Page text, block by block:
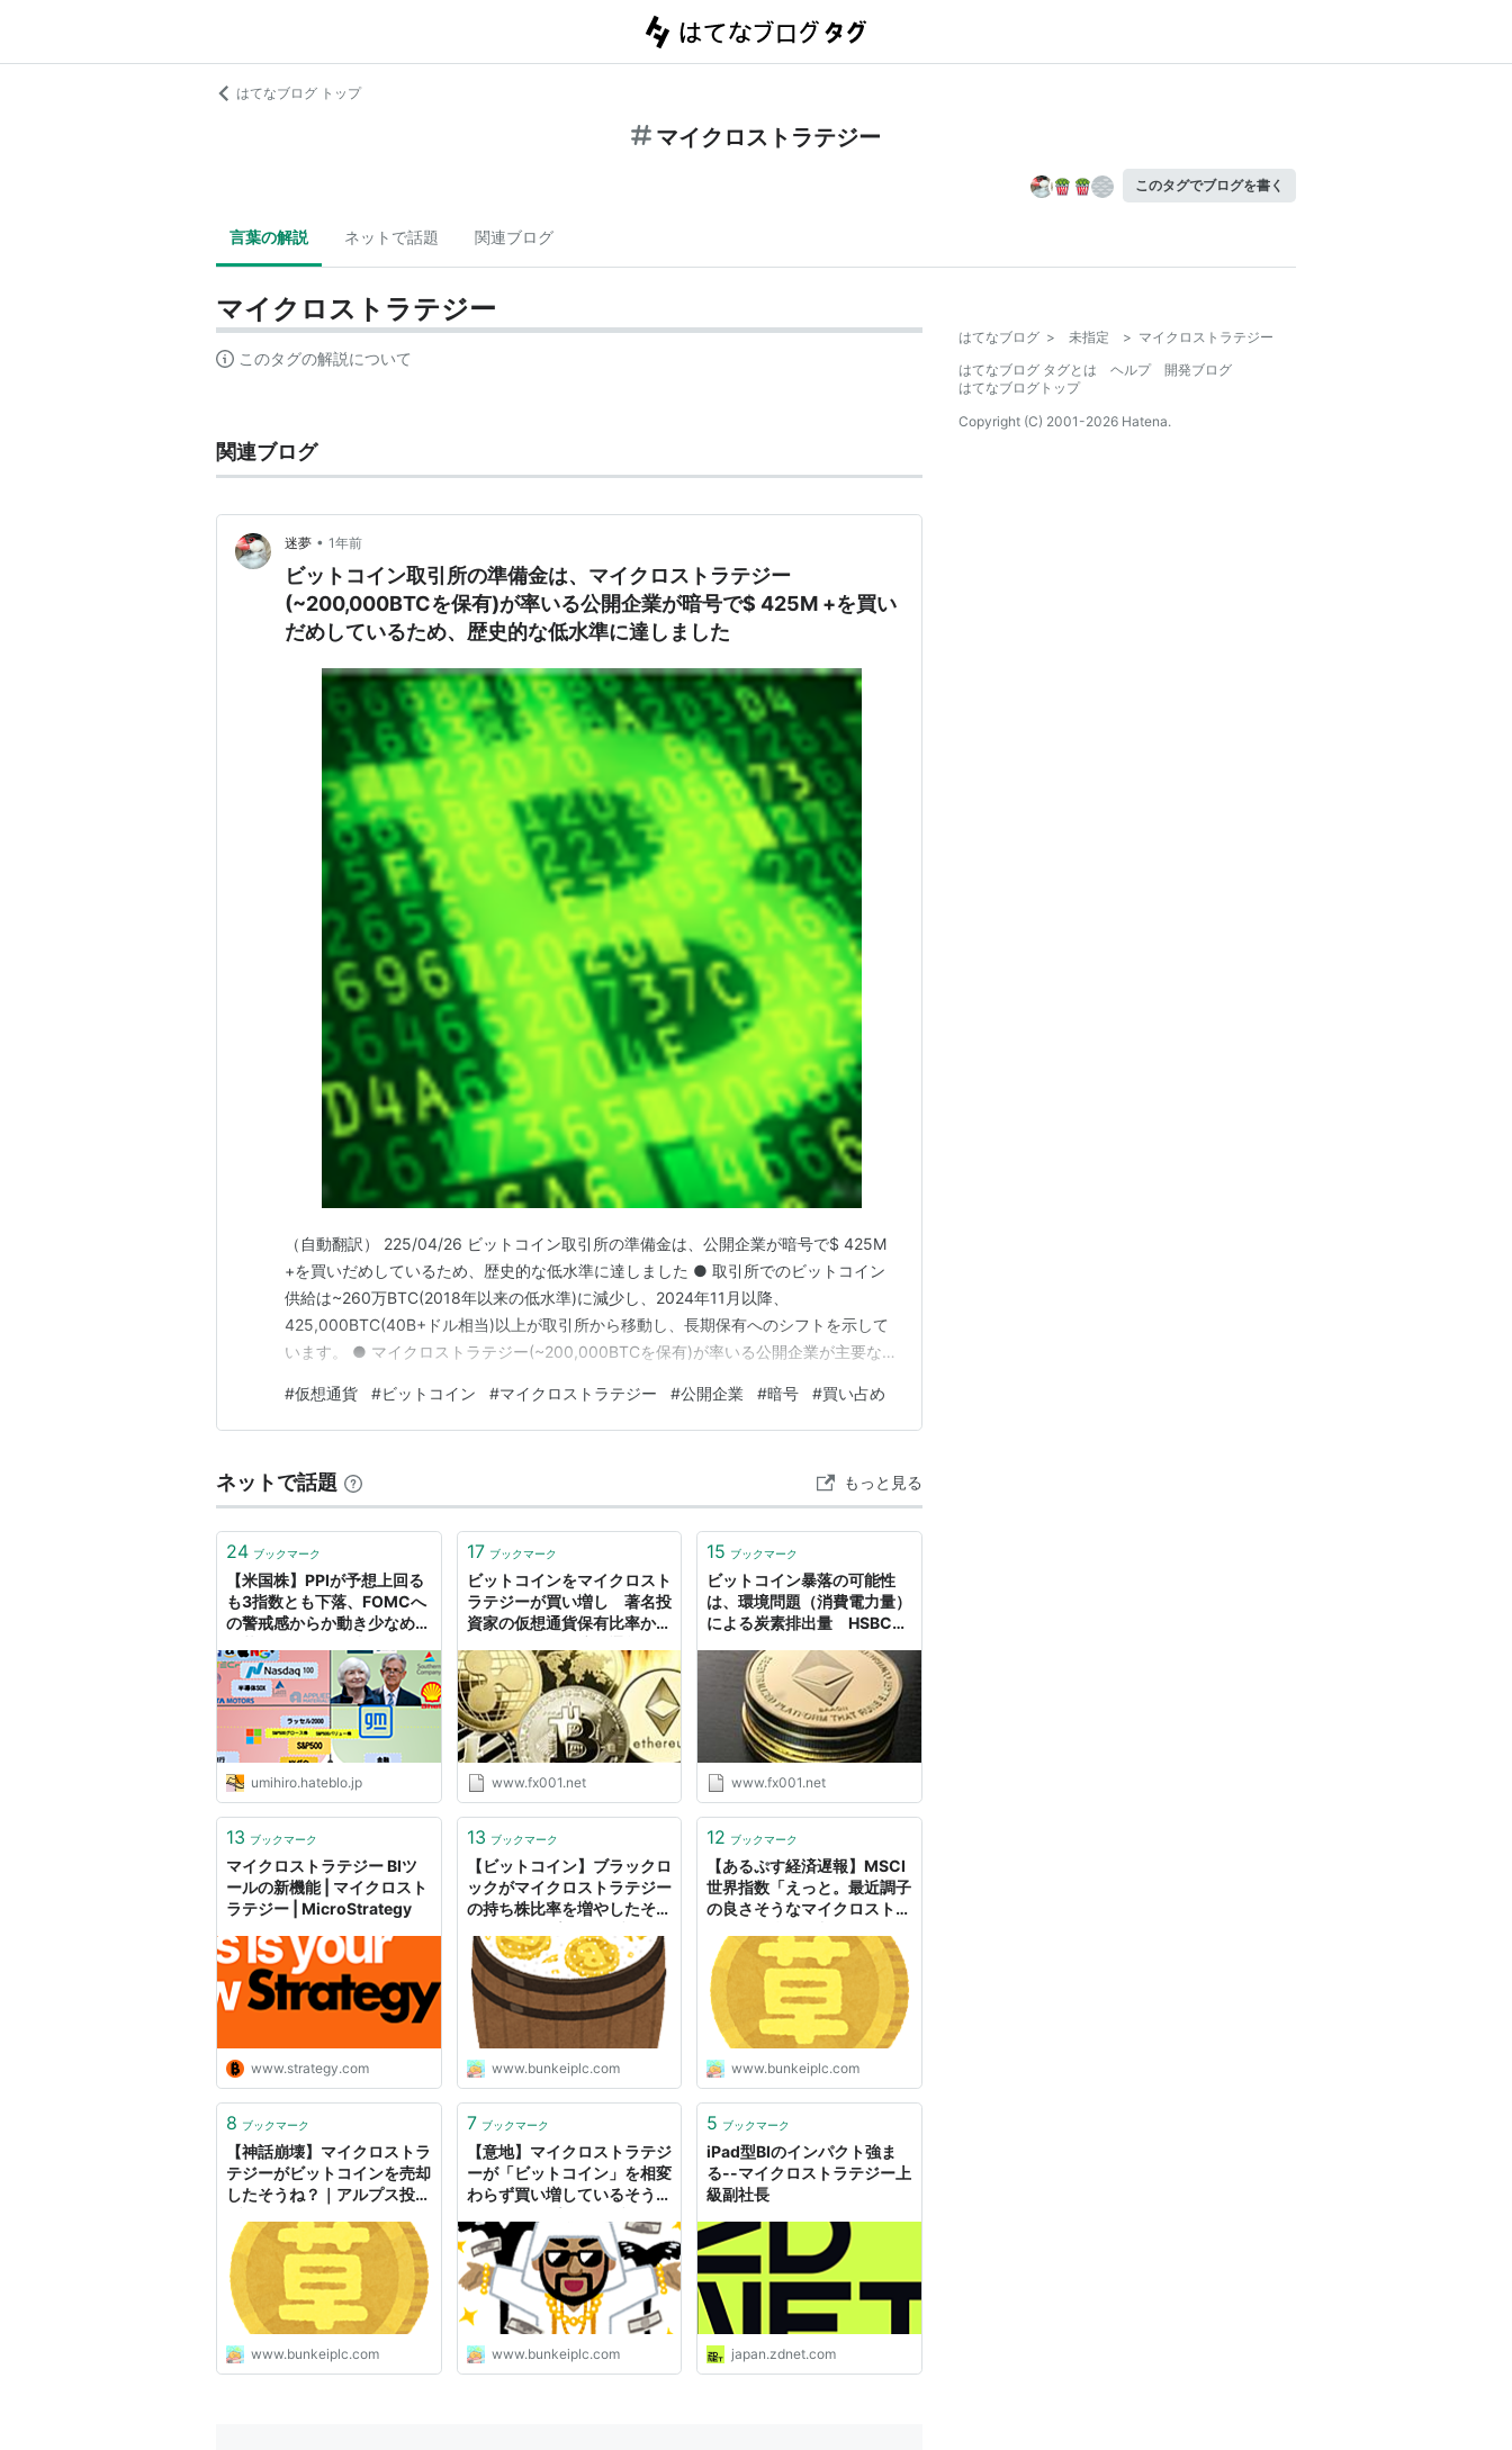
はてなブログ トップ
マイクロストラテジー
このタグでブログを書く
言葉の解説 ネットで話題 関連ブログ
マイクロストラテジー
このタグの解説について
関連ブログ
迷夢 • 1年前
ビットコイン取引所の準備金は、マイクロストラテジー
(~200,000BTCを保有)が率いる公開企業が暗号で$ 425M +を買い
だめしているため、歴史的な低水準に達しました
（自動翻訳） 225/04/26 ビットコイン取引所の準備金は、公開企業が暗号で$ 425M
+を買いだめしているため、歴史的な低水準に達しました ● 取引所でのビットコイン
供給は~260万BTC(2018年以来の低水準)に減少し、2024年11月以降、
425,000BTC(40B+ドル相当)以上が取引所から移動し、長期保有へのシフトを示して
います。 ● マイクロストラテジー(~200,000BTCを保有)が率いる公開企業が主要な買
企業と並んで、ビットコインの希少性とインフレヘッジ特性への信頼を反映していま
す。 ● …
#仮想通貨 #ビットコイン #マイクロストラテジー #公開企業 #暗号 #買い占め
ネットで話題 もっと見る
24 ブックマーク
【米国株】PPIが予想上回る
も3指数とも下落、FOMCへ
の警戒感からか動き少なめの
インを買い増すマイクロスト
ラテジー - ウミノマトリクス
umihiro.hateblo.jp
17 ブックマーク
ビットコインをマイクロスト
ラテジーが買い増し 著名投
資家の仮想通貨保有比率から
れだ - 初心者の投資家マガジ
ン
www.fx001.net
15 ブックマーク
ビットコイン暴落の可能性
は、環境問題（消費電力量）
による炭素排出量 HSBCは
資禁止 - 初心者の投資家マガ
www.fx001.net
13 ブックマーク
マイクロストラテジー BIツ
ールの新機能 | マイクロスト
ラテジー | MicroStrategy
www.strategy.com
13 ブックマーク
【ビットコイン】ブラックロ
ックがマイクロストラテジー
の持ち株比率を増やしたそう
www.bunkeiplc.com
12 ブックマーク
【あるぷす経済遅報】MSCI
世界指数「えっと。最近調子
の良さそうなマイクロストラ
w」｜アルプス投資ブログ
www.bunkeiplc.com
8 ブックマーク
【神話崩壊】マイクロストラ
テジーがビットコインを売却
したそうね？｜アルプス投資
www.bunkeiplc.com
7 ブックマーク
【意地】マイクロストラテジ
ーが「ビットコイン」を相変
わらず買い増しているそうだ
www.bunkeiplc.com
5 ブックマーク
iPad型BIのインパクト強ま
る--マイクロストラテジー上
級副社長
japan.zdnet.com
はてなブログ > 未指定 > マイクロストラテジー
はてなブログ タグとは
ヘルプ
開発ブログ
はてなブログトップ
Copyright (C) 2001-2026 Hatena.